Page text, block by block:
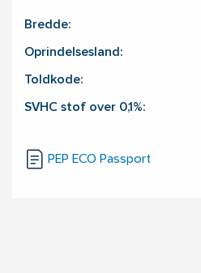
Bredde:
Oprindelsesland:
Toldkode:
SVHC stof over 0,1%:
PEP ECO Passport